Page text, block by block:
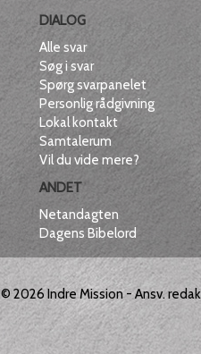
DIALOG
Alle svar
Søg i svar
Spørg svarpanelet
Personlig rådgivning
Lokal kontakt
Samtalerum
Vil du vide mere?
ANDET
Netandagten
Dagens Bibelord
© 2026Indre Mission- Ansv.